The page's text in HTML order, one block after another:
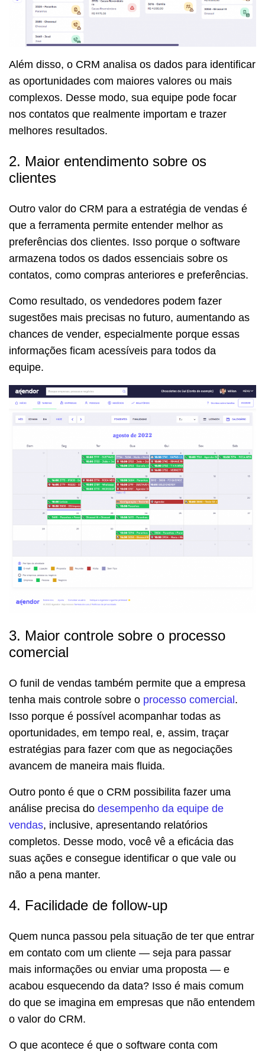
Além disso, o CRM analisa os dados para identificar
as oportunidades com maiores valores ou mais
complexos. Desse modo, sua equipe pode focar
nos contatos que realmente importam e trazer
melhores resultados.
2. Maior entendimento sobre os
clientes
Outro valor do CRM para a estratégia de vendas é
que a ferramenta permite entender melhor as
preferências dos clientes. Isso porque o software
armazena todos os dados essenciais sobre os
contatos, como compras anteriores e preferências.
Como resultado, os vendedores podem fazer
sugestões mais precisas no futuro, aumentando as
chances de vender, especialmente porque essas
informações ficam acessíveis para todos da
equipe.
3. Maior controle sobre o processo
comercial
O funil de vendas também permite que a empresa
tenha mais controle sobre o processo comercial.
Isso porque é possível acompanhar todas as
oportunidades, em tempo real, e, assim, traçar
estratégias para fazer com que as negociações
avancem de maneira mais fluida.
Outro ponto é que o CRM possibilita fazer uma
análise precisa do desempenho da equipe de
vendas, inclusive, apresentando relatórios
completos. Desse modo, você vê a eficácia das
suas ações e consegue identificar o que vale ou
não a pena manter.
4. Facilidade de follow-up
Quem nunca passou pela situação de ter que entrar
em contato com um cliente — seja para passar
mais informações ou enviar uma proposta — e
acabou esquecendo da data? Isso é mais comum
do que se imagina em empresas que não entendem
o valor do CRM.
O que acontece é que o software conta com